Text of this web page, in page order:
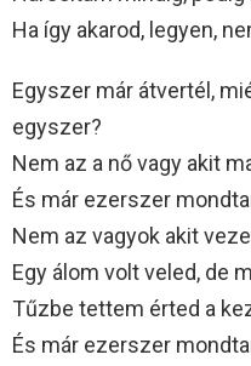
Ha így akarod, legyen,
Egyszer már átvertél,
egyszer?
Nem az a nő vagy akit
És már ezerszer
Nem az vagyok akit
Egy álom volt veled, de
Tűzbe tettem érted a
És már ezerszer